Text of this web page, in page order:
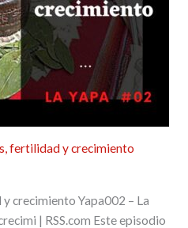
fertilidad y crecimiento
crecimiento Yapa002 – La
| RSS.com Este episodio